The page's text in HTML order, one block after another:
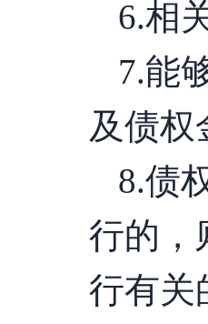
6.相
7.能
及债权
8.债
行的，
行有关